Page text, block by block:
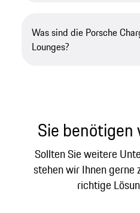
Was sind die Porsche
Lounges?
Sie benötigen
Sollten Sie weitere
stehen wir Ihnen gerne
richtige